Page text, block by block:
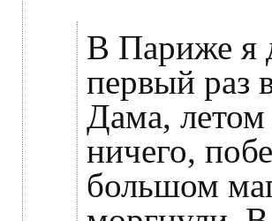
В Париже я
первый раз
Дама, летом
ничего,
большом